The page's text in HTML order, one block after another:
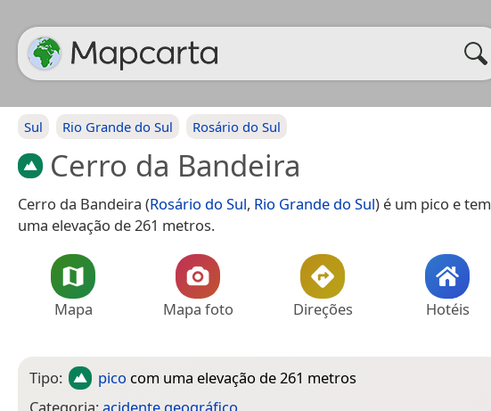
Sul Rio Grande do Sul Rosário do Sul
Cerro da Bandeira
Cerro da Bandeira (Rosário do Sul, Rio Grande do Sul) é um pico e tem
uma elevação de 261 metros.
Mapa Mapa foto Direções Hotéis
Tipo: pico com uma elevação de 261 metros